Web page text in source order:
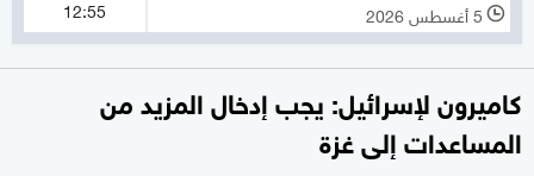
l 5 أغسطس 2026 12:55
كاميرون لإسرائيل: يجب إدخال المزيد من
المساعدات إلى غزة